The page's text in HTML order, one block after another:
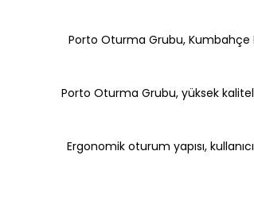
Porto Oturma Grubu, Kumbahçe
Porto Oturma Grubu, yüksek
Ergonomik oturum yapısı,